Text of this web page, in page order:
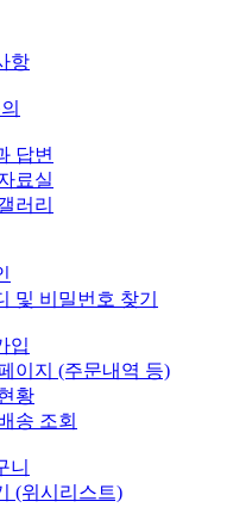
항
답변
료실
러리
및 비밀번호 찾기
입
이지 (주문내역 등)
황
송 조회
니
(위시리스트)